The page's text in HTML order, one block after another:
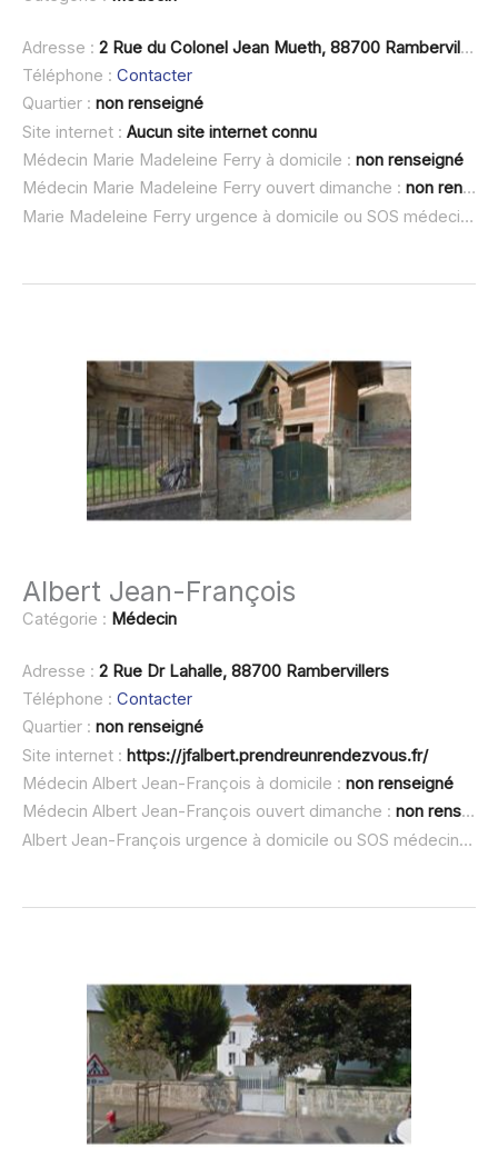
Adresse : 2 Rue du Colonel Jean Mueth, 88700 Rambervillers
Téléphone : Contacter
Quartier : non renseigné
Site internet : Aucun site internet connu
Médecin Marie Madeleine Ferry à domicile : non renseigné
Médecin Marie Madeleine Ferry ouvert dimanche : non renseigné
Marie Madeleine Ferry urgence à domicile ou SOS médecin :
Albert Jean-François
Catégorie : Médecin
Adresse : 2 Rue Dr Lahalle, 88700 Rambervillers
Téléphone : Contacter
Quartier : non renseigné
Site internet : https://jfalbert.prendreunrendezvous.fr/
Médecin Albert Jean-François à domicile : non renseigné
Médecin Albert Jean-François ouvert dimanche : non renseigné
Albert Jean-François urgence à domicile ou SOS médecin :